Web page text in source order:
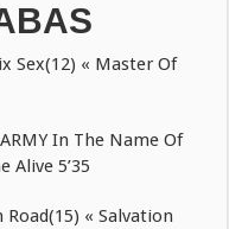
« Master Of
In The Name Of
Alive 5’35
« Salvation